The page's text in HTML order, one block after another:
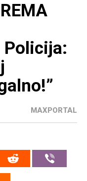
Policija:
MAXPORTAL